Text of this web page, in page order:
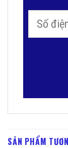
SẢN PHẨM